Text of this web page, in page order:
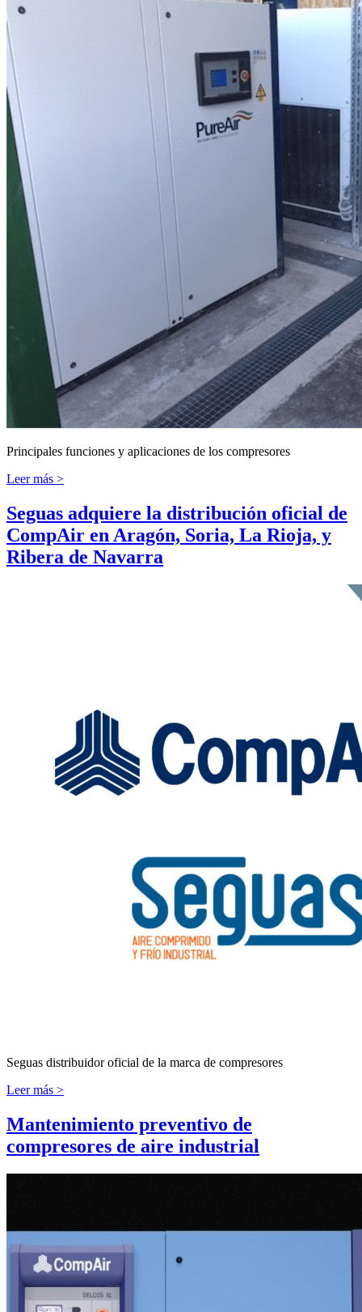
Principales funciones y aplicaciones de los compresores
Leer más >
Seguas adquiere la distribución oficial de
CompAir en Aragón, Soria, La Rioja, y
Ribera de Navarra
Seguas distribuidor oficial de la marca de compresores
Leer más >
Mantenimiento preventivo de
compresores de aire industrial